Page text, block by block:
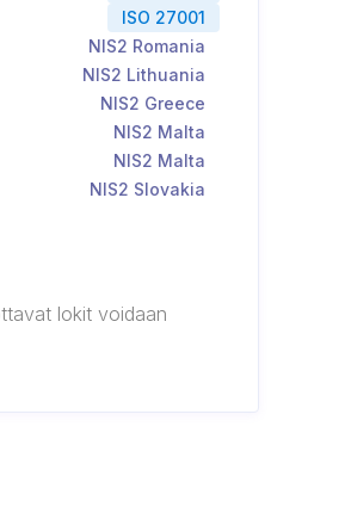
ISO 27001
NIS2 Romania
NIS2 Lithuania
NIS2 Greece
NIS2 Malta
NIS2 Malta
NIS2 Slovakia
lokit voidaan